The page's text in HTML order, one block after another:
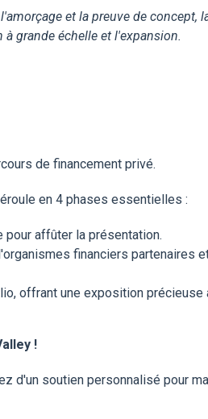
et la preuve de concept,
grande échelle et l'expansion.
de financement privé.
en 4 phases essentielles :
affûter la présentation.
financiers partenaires
offrant une exposition
!
d'un soutien personnalisé pour